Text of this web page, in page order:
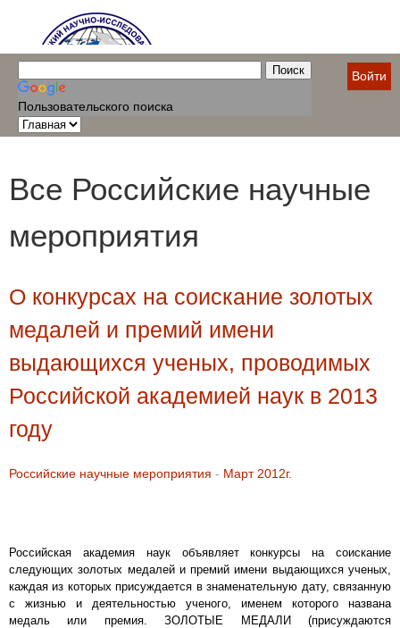
Пользовательского поиска
Войти
Все Российские научные
мероприятия
О конкурсах на соискание золотых
медалей и премий имени
выдающихся ученых, проводимых
Российской академией наук в 2013
году
Российские научные мероприятия - Март 2012г.
Российская академия наук объявляет конкурсы на соискание
следующих золотых медалей и премий имени выдающихся ученых,
каждая из которых присуждается в знаменательную дату, связанную
с жизнью и деятельностью ученого, именем которого названа
медаль или премия. ЗОЛОТЫЕ МЕДАЛИ (присуждаются